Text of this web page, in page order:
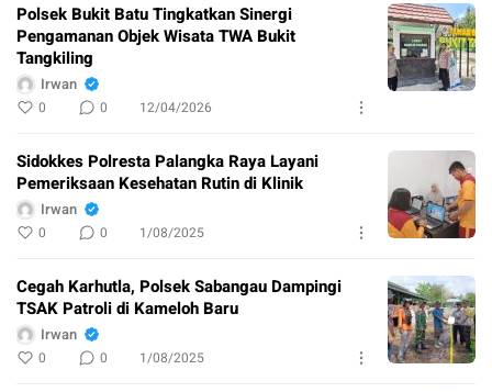
Polsek Bukit Batu Tingkatkan Sinergi
Pengamanan Objek Wisata TWA Bukit
Tangkiling
Irwan
0 0 12/04/2026
Sidokkes Polresta Palangka Raya Layani
Pemeriksaan Kesehatan Rutin di Klinik
Irwan
0 0 1/08/2025
Cegah Karhutla, Polsek Sabangau Dampingi
TSAK Patroli di Kameloh Baru
Irwan
0 0 1/08/2025